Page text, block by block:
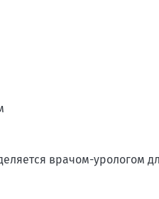
врачом-урологом